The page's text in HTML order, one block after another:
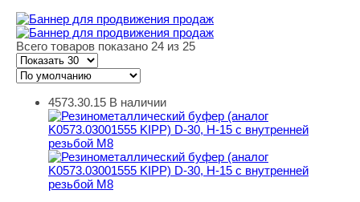
Всего товаров показано 24 из 25
Резинометаллический буфер (аналог K0573.03001555
4573.30.15 В наличии